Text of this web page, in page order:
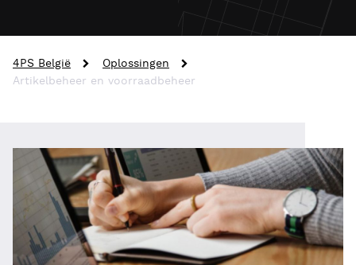
4PS België
Oplossingen
Artikelbeheer en voorraadbeheer